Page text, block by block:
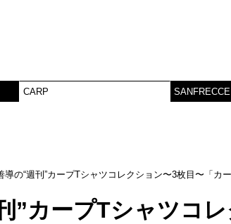
CARP SANFRECCE
導の“週刊”カープTシャツコレクション〜3枚目〜「カ
”カープTシャツコ